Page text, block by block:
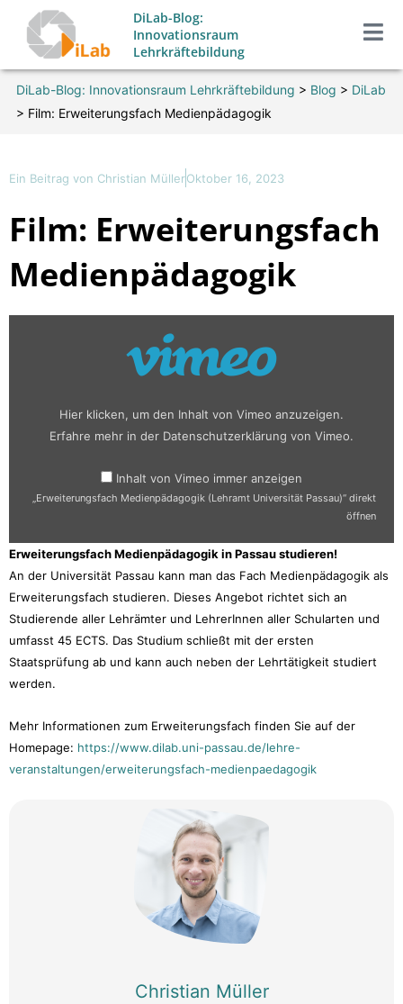
Inhalt
springen
DiLab-Blog:
Innovationsraum
Lehrkräftebildung
DiLab-Blog: Innovationsraum Lehrkräftebildung > Blog > DiLab
> Film: Erweiterungsfach Medienpädagogik
Ein Beitrag von Christian MüllerOktober 16, 2023
Film: Erweiterungsfach
Medienpädagogik
„ERWEITERUNGSFACH
Hier klicken, um den Inhalt von Vimeo anzuzeigen.
Erfahre mehr in der Datenschutzerklärung von Vimeo.
Inhalt von Vimeo immer anzeigen
„Erweiterungsfach Medienpädagogik (Lehramt Universität Passau)“ direkt
öffnen
Erweiterungsfach Medienpädagogik in Passau studieren!
An der Universität Passau kann man das Fach Medienpädagogik als
Erweiterungsfach studieren. Dieses Angebot richtet sich an
Studierende aller Lehrämter und LehrerInnen aller Schularten und
umfasst 45 ECTS. Das Studium schließt mit der ersten
Staatsprüfung ab und kann auch neben der Lehrtätigkeit studiert
werden.
Mehr Informationen zum Erweiterungsfach finden Sie auf der
Homepage: https://www.dilab.uni-passau.de/lehre-
veranstaltungen/erweiterungsfach-medienpaedagogik
Christian Müller